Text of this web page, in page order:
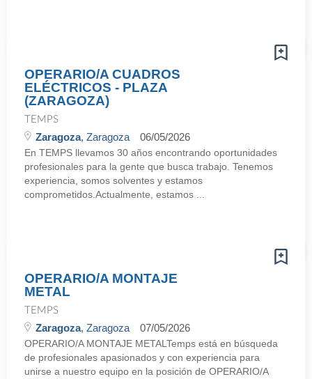
OPERARIO/A CUADROS
ELÉCTRICOS - PLAZA
(ZARAGOZA)
TEMPS
Zaragoza, Zaragoza 06/05/2026
En TEMPS llevamos 30 años encontrando oportunidades
profesionales para la gente que busca trabajo. Tenemos
experiencia, somos solventes y estamos
comprometidos.Actualmente, estamos ...
OPERARIO/A MONTAJE
METAL
TEMPS
Zaragoza, Zaragoza 07/05/2026
OPERARIO/A MONTAJE METALTemps está en búsqueda
de profesionales apasionados y con experiencia para
unirse a nuestro equipo en la posición de OPERARIO/A